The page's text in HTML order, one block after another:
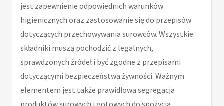
jest zapewnienie odpowiednich warunków
higienicznych oraz zastosowanie się do przepisów
dotyczących przechowywania surowców. Wszystkie
składniki muszą pochodzić z legalnych,
sprawdzonych źródeł i być zgodne z przepisami
dotyczącymi bezpieczeństwa żywności. Ważnym
elementem jest także prawidłowa segregacja
produktów surowych i gotowych do spożycia.